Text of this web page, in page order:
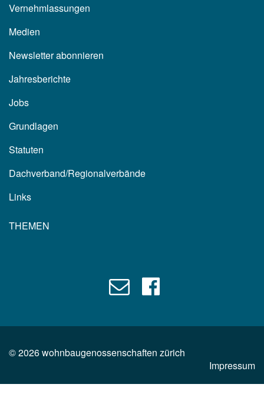
Vernehmlassungen
Medien
Newsletter abonnieren
Jahresberichte
Jobs
Grundlagen
Statuten
Dachverband/Regionalverbände
Links
THEMEN
©2026wohnbaugenossenschaften zürich
Impressum